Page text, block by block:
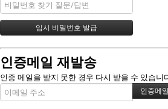
인증메일 재발송
인증 메일을 받지 못한 경우 다시 받을 수 있습니